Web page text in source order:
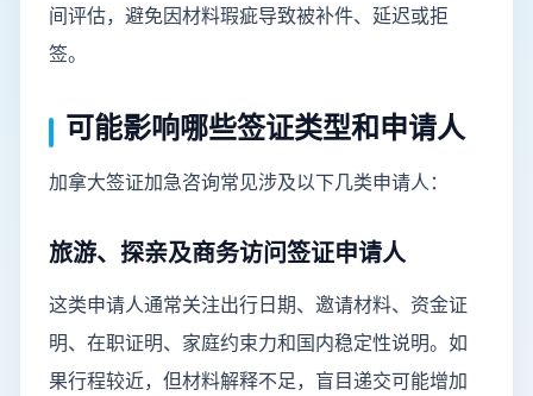
间评估，避免因材料瑕疵导致被补件、延迟或拒
签。
可能影响哪些签证类型和申请人
加拿大签证加急咨询常见涉及以下几类申请人：
旅游、探亲及商务访问签证申请人
这类申请人通常关注出行日期、邀请材料、资金证
明、在职证明、家庭约束力和国内稳定性说明。如
果行程较近，但材料解释不足，盲目递交可能增加